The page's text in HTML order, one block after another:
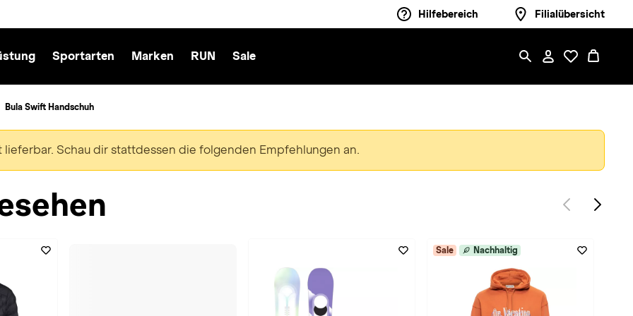
Hilfebereich Filialübersicht
Sportarten Marken RUN Sale
Bula Swift Handschuh
Schau dir stattdessen die folgenden Empfehlungen an.
Sale Nachhaltig